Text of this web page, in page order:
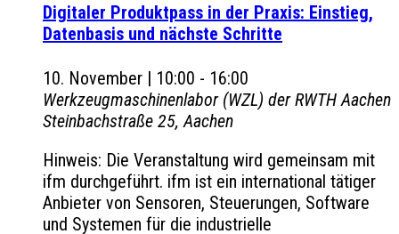
Digitaler Produktpass in der Praxis: Einstieg,
Datenbasis und nächste Schritte
10. November | 10:00 - 16:00
Werkzeugmaschinenlabor (WZL) der RWTH Aachen
Steinbachstraße 25, Aachen
Hinweis: Die Veranstaltung wird gemeinsam mit
ifm durchgeführt. ifm ist ein international tätiger
Anbieter von Sensoren, Steuerungen, Software
und Systemen für die industrielle